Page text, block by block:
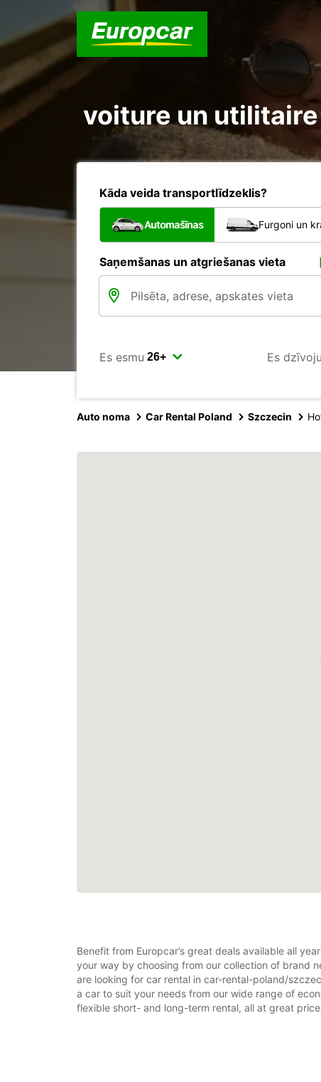
voiture un
Kāda veida transportlīdzeklis?
Automašīnas Furgoni un
Saņemšanas un atgriešanas vieta
Es esmu Es dzīvoju
Auto noma Car Rental Poland Szczecin
Benefit from Europcar’s great deals available all
your way by choosing from our collection of brand
are looking for car rental in car-rental-poland/
a car to suit your needs from our wide range of
flexible short- and long-term rental, all at great